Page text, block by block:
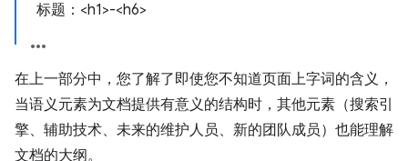
标题：<h1>-<h6>
在上一部分中，您了解了即使您不知道页面上字词的含义，
当语义元素为文档提供有意义的结构时，其他元素（搜索引
擎、辅助技术、未来的维护人员、新的团队成员）也能理解
文档的大纲。